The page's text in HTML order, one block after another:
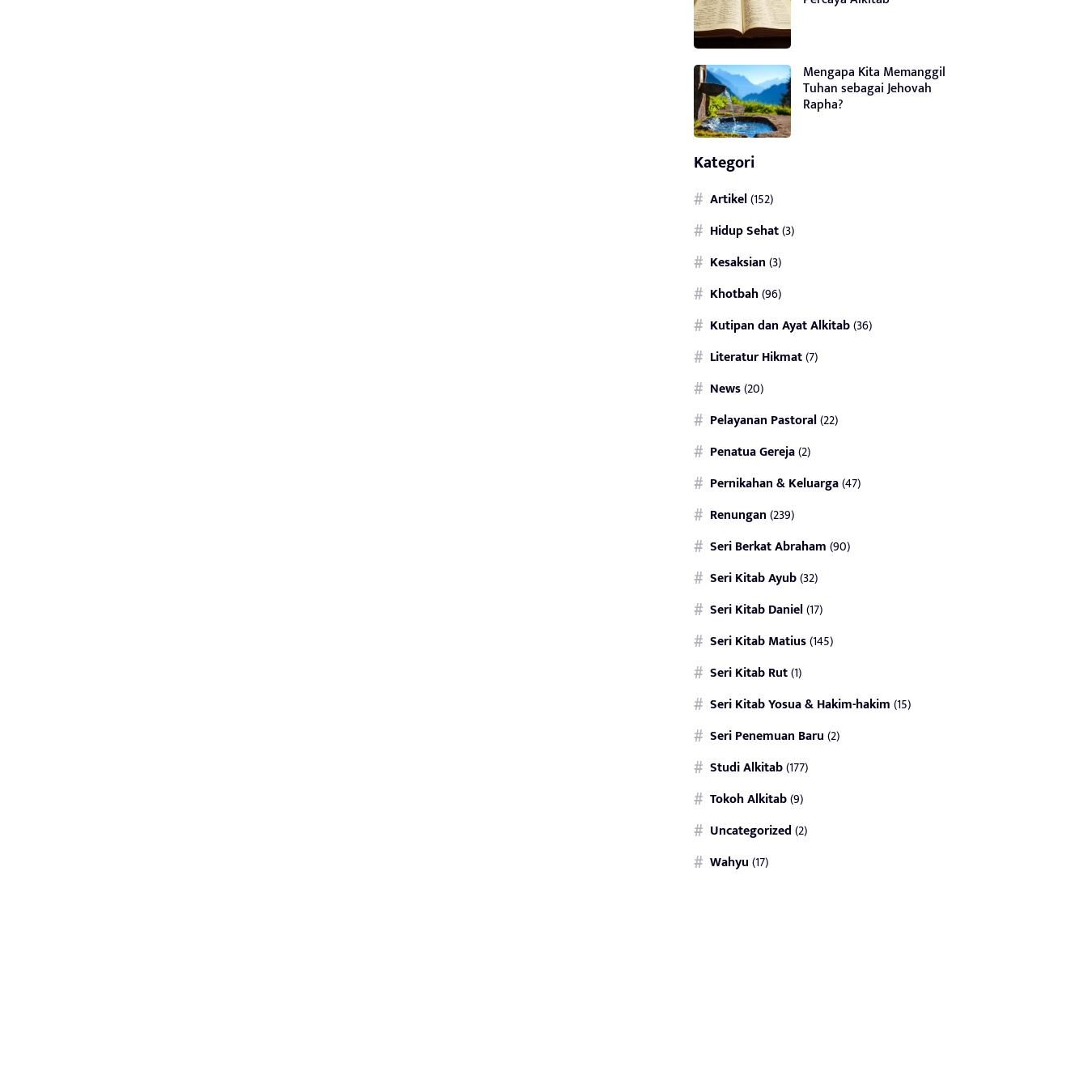
Mengapa Kita Memanggil
Tuhan sebagai Jehovah
Rapha?
Kategori
Artikel(152)
Hidup Sehat(3)
Kesaksian(3)
Khotbah(96)
Kutipan dan Ayat Alkitab(36)
Literatur Hikmat(7)
News(20)
Pelayanan Pastoral(22)
Penatua Gereja(2)
Pernikahan & Keluarga(47)
Renungan(239)
Seri Berkat Abraham(90)
Seri Kitab Ayub(32)
Seri Kitab Daniel(17)
Seri Kitab Matius(145)
Seri Kitab Rut(1)
Seri Kitab Yosua & Hakim-hakim(15)
Seri Penemuan Baru(2)
Studi Alkitab(177)
Tokoh Alkitab(9)
Uncategorized(2)
Wahyu(17)